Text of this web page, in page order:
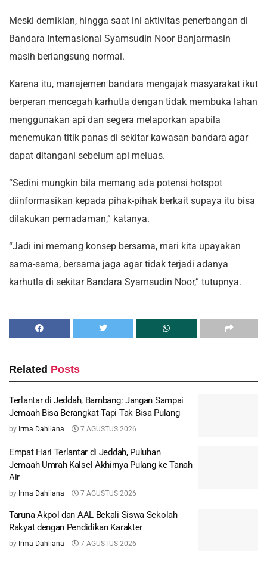
Meski demikian, hingga saat ini aktivitas penerbangan di
Bandara Internasional Syamsudin Noor Banjarmasin
masih berlangsung normal.
Karena itu, manajemen bandara mengajak masyarakat ikut
berperan mencegah karhutla dengan tidak membuka lahan
menggunakan api dan segera melaporkan apabila
menemukan titik panas di sekitar kawasan bandara agar
dapat ditangani sebelum api meluas.
“Sedini mungkin bila memang ada potensi hotspot
diinformasikan kepada pihak-pihak berkait supaya itu bisa
dilakukan pemadaman,” katanya.
“Jadi ini memang konsep bersama, mari kita upayakan
sama-sama, bersama jaga agar tidak terjadi adanya
karhutla di sekitar Bandara Syamsudin Noor,” tutupnya.
Related Posts
Terlantar di Jeddah, Bambang: Jangan Sampai
Jemaah Bisa Berangkat Tapi Tak Bisa Pulang
by Irma Dahliana 7 AGUSTUS 2026
Empat Hari Terlantar di Jeddah, Puluhan
Jemaah Umrah Kalsel Akhirnya Pulang ke Tanah
Air
by Irma Dahliana 7 AGUSTUS 2026
Taruna Akpol dan AAL Bekali Siswa Sekolah
Rakyat dengan Pendidikan Karakter
by Irma Dahliana 7 AGUSTUS 2026